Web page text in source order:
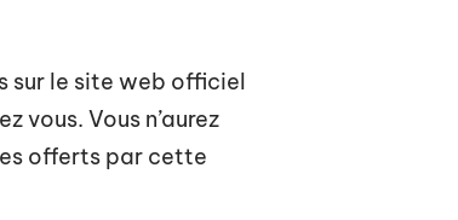
sur le site web officiel
vous. Vous n’aurez
offerts par cette